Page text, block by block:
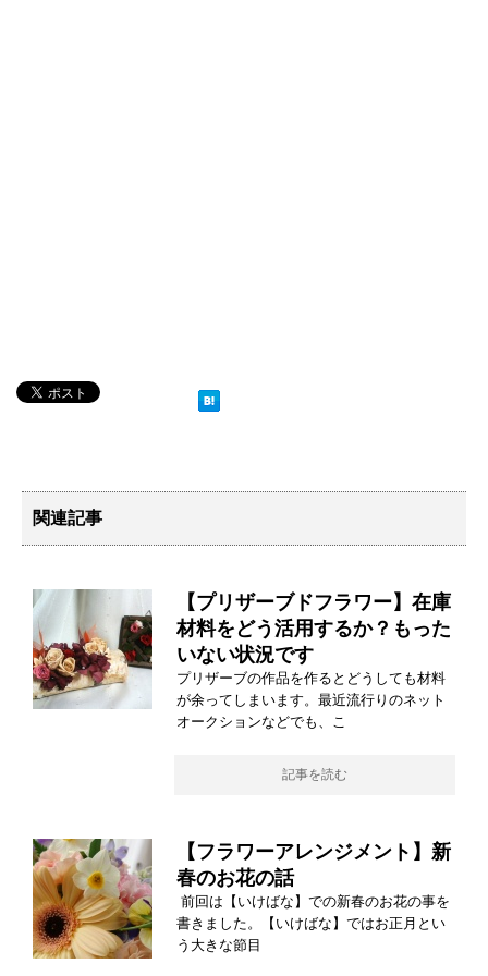
関連記事
【プリザーブドフラワー】在庫
材料をどう活用するか？もった
いない状況です
プリザーブの作品を作るとどうしても材料
が余ってしまいます。最近流行りのネット
オークションなどでも、こ
記事を読む
【フラワーアレンジメント】新
春のお花の話
前回は【いけばな】での新春のお花の事を
書きました。【いけばな】ではお正月とい
う大きな節目